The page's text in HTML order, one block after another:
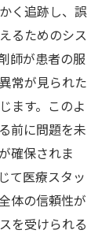
く追跡し、誤
るためのシス
師が患者の服
常が見られた
ます。このよ
前に問題を未
確保されま
て医療スタッ
体の信頼性が
を受けられる